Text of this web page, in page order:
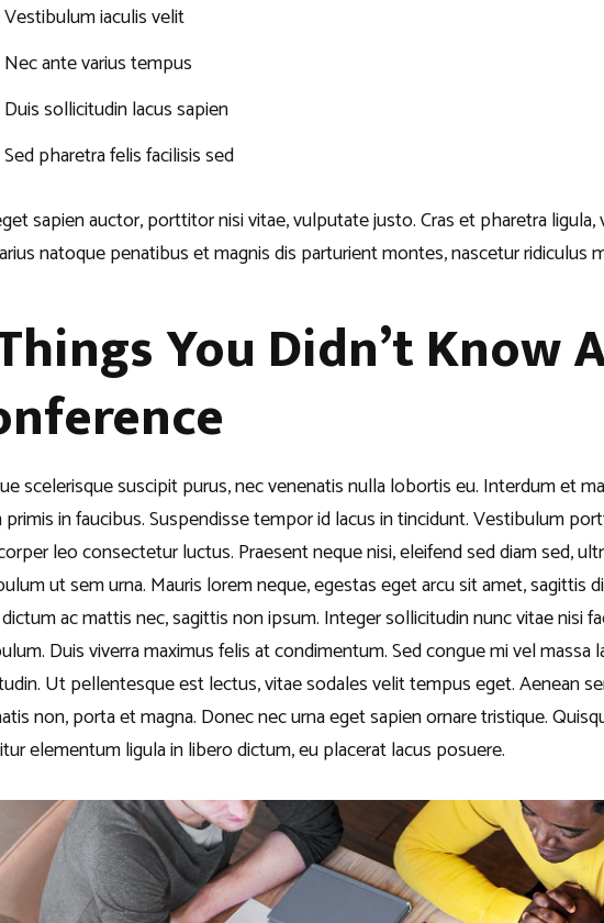
Vestibulum iaculis velit
Nec ante varius tempus
Duis sollicitudin lacus sapien
Sed pharetra felis facilisis sed
sapien auctor, porttitor nisi vitae, vulputate justo. Cras et pharetra
natoque penatibus et magnis dis parturient montes, nascetur ridiculus
You Didn’t Know
scelerisque suscipit purus, nec venenatis nulla lobortis eu. Interdum et
in faucibus. Suspendisse tempor id lacus in tincidunt. Vestibulum
leo consectetur luctus. Praesent neque nisi, eleifend sed diam sed,
ut sem urna. Mauris lorem neque, egestas eget arcu sit amet, sagittis
ac mattis nec, sagittis non ipsum. Integer sollicitudin nunc vitae nisi
Duis viverra maximus felis at condimentum. Sed congue mi vel massa
Ut pellentesque est lectus, vitae sodales velit tempus eget. Aenean
non, porta et magna. Donec nec urna eget sapien ornare tristique.
elementum ligula in libero dictum, eu placerat lacus posuere.